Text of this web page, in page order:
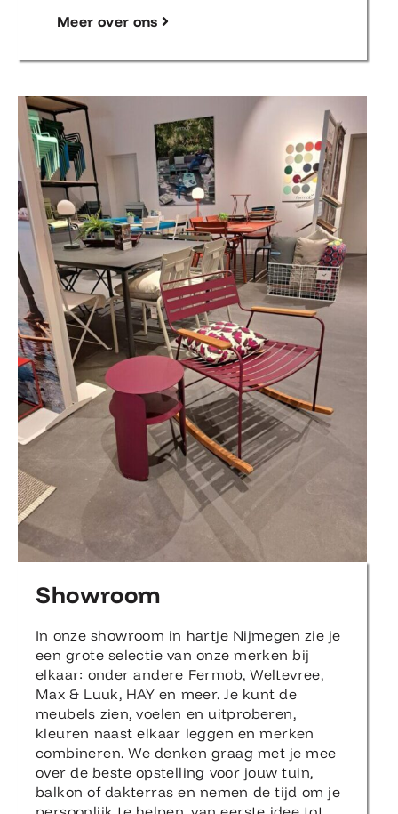
Meer over ons
Showroom
In onze showroom in hartje Nijmegen zie je
een grote selectie van onze merken bij
elkaar: onder andere Fermob, Weltevree,
Max & Luuk, HAY en meer. Je kunt de
meubels zien, voelen en uitproberen,
kleuren naast elkaar leggen en merken
combineren. We denken graag met je mee
over de beste opstelling voor jouw tuin,
balkon of dakterras en nemen de tijd om je